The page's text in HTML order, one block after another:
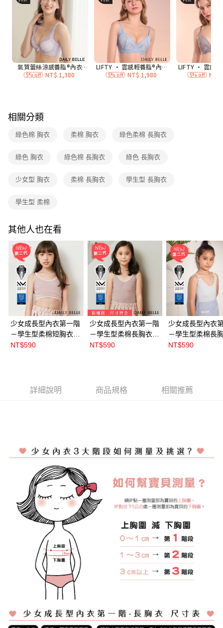
每筆NT$70，滿NT$3,000(含以上)免運費
付款後7-11取貨
每筆NT$70，滿NT$3,000(含以上)免運費
宅配
每筆NT$120，滿NT$3,000(含以上)免運費
海外
相關分類
綠色棉 胸衣 柔棉 胸衣 綠色柔棉 長胸衣
綠色 胸衣 綠色棉 長胸衣 綠色 長胸衣
少女型 胸衣 柔棉 長胸衣 學生型 長胸衣
學生型 柔棉
其他人也在看
少女成長型內衣第一階
－學生型柔棉短胸衣 -
莫蘭迪款 紫
NT$590
少女成長型內衣第一階
－學生型柔棉長胸衣 -
莫蘭迪款 紫
NT$590
少女成長型內衣
－學生型柔棉長
藍【S5615】
NT$590
詳細說明 商品規格 相關推薦